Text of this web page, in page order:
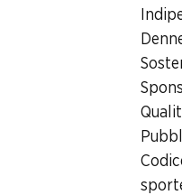
Con la newsletter di